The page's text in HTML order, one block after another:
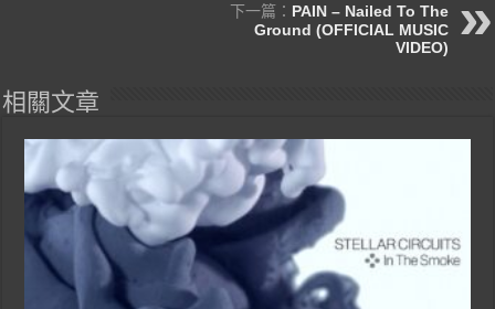
下一篇： PAIN – Nailed To The
Ground (OFFICIAL MUSIC
VIDEO)
相關文章